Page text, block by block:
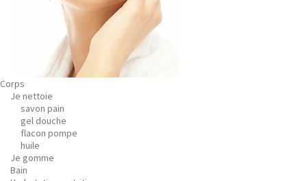
Corps
Je nettoie
savon pain
gel douche
flacon pompe
huile
Je gomme
Bain